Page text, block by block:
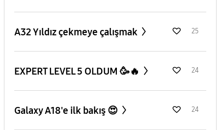
A32 Yıldız çekmeye çalışmak 25
EXPERT LEVEL 5 OLDUM 🥳🔥 24
Galaxy A18'e ilk bakış 😍 24